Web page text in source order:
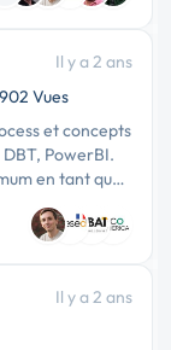
Il y a 2 ans
902 Vues
et concepts
PowerBI.
en tant que
avec
Il y a 2 ans